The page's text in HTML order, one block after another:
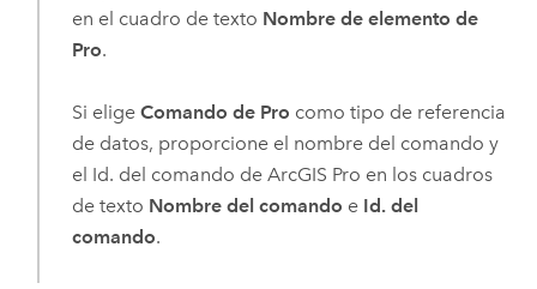
en el cuadro de texto Nombre de elemento de
Pro.
Si elige Comando de Pro como tipo de referencia
de datos, proporcione el nombre del comando y
el Id. del comando de ArcGIS Pro en los cuadros
de texto Nombre del comando e Id. del
comando.